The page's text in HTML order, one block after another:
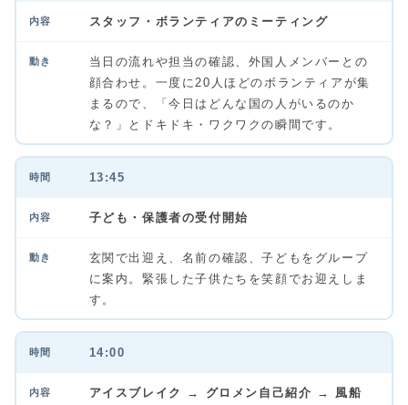
スタッフ・ボランティアのミーティング
当日の流れや担当の確認、外国人メンバーとの
顔合わせ。一度に20人ほどのボランティアが集
まるので、「今日はどんな国の人がいるのか
な？」とドキドキ・ワクワクの瞬間です。
13:45
子ども・保護者の受付開始
玄関で出迎え、名前の確認、子どもをグループ
に案内。緊張した子供たちを笑顔でお迎えしま
す。
14:00
アイスブレイク → グロメン自己紹介 → 風船